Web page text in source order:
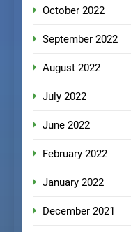
October 2022
September 2022
August 2022
July 2022
June 2022
February 2022
January 2022
December 2021